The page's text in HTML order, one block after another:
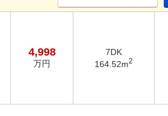
4,998
万円
7DK
164.52m2